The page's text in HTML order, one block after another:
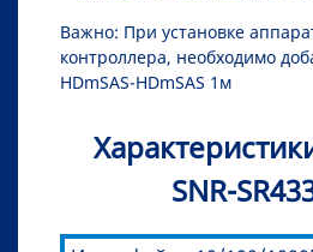
Важно: При установке
контроллера, необходимо
HDmSAS-HDmSAS 1м
SNR-